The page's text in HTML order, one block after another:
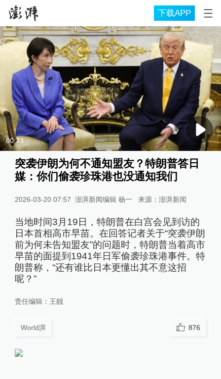
下载APP
00:33
突袭伊朗为何不通知盟友？特朗普答日
媒：你们偷袭珍珠港也没通知我们
2026-03-20 07:57 澎湃新闻编辑 杨一 来源： 澎湃新闻
当地时间3月19日，特朗普在白宫会见到访的
日本首相高市早苗。在回答记者关于“突袭伊朗
前为何未告知盟友”的问题时，特朗普当着高市
早苗的面提到1941年日军偷袭珍珠港事件。特
朗普称，“还有谁比日本更懂出其不意这招
呢？”
责任编辑： 王靓
World湃 876